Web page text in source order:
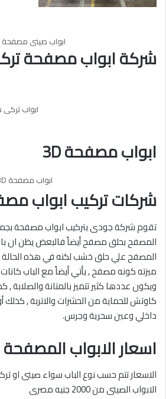
ابواب صينى مصفحة
شركة ابواب مصفحة
ابواب
ابواب مصفحة 3D
ابواب مصفحة 3D
شركاتتركيب ابواب
تقوم شركة جودى بتركيب ابواب مصفحة
المصفح بحلق مصفح أيضاً فالبعض يظن ان
المصفح علي حلق خشب لكنه في هذه
ميزته كونه مصفح , يأتي أيضاً مع الباب كانات
ويكون عددها كثير تتميز بالمتانة والصلابة ,
كاوتش للحماية من الحشرات والاتربة ,
داخلي وعين سحرية وجرس.
اسعار الابواب المصفحة
الاسعار تتم حسب نوع الباب سواء صينى او
الابواب الصينى من 2000 جنيه مصرى